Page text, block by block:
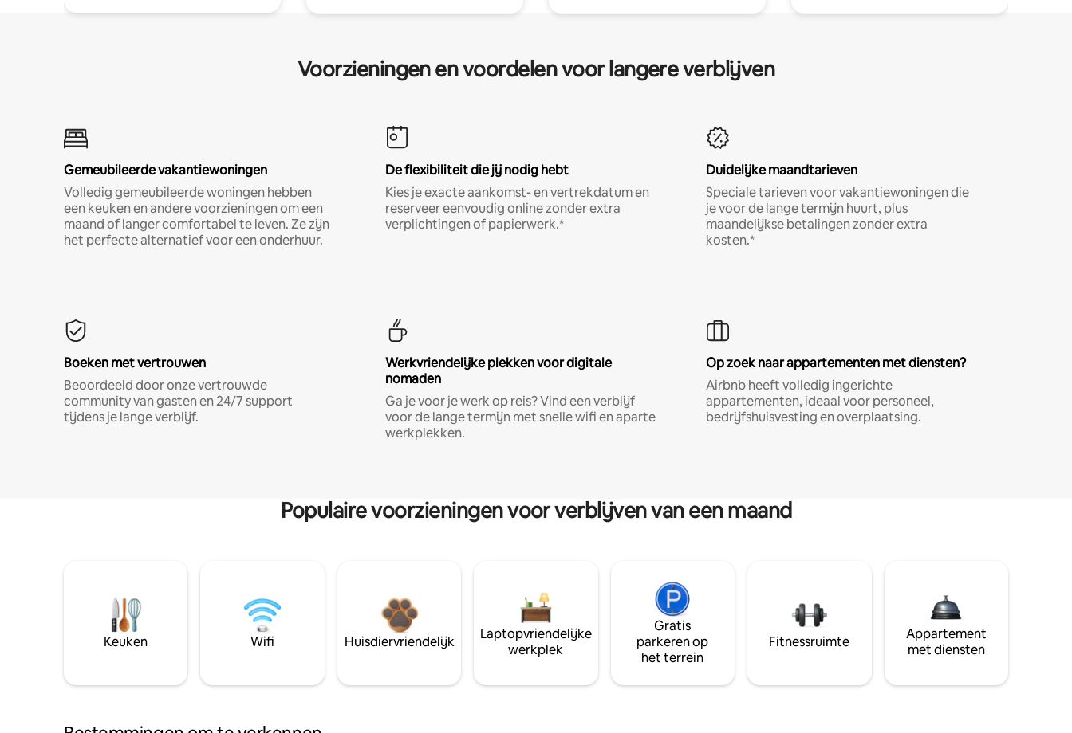
Voorzieningen en voordelen voor langere verblijven
Gemeubileerde vakantiewoningen
Volledig gemeubileerde woningen hebben
een keuken en andere voorzieningen om een
maand of langer comfortabel te leven. Ze zijn
het perfecte alternatief voor een onderhuur.
De flexibiliteit die jij nodig hebt
Kies je exacte aankomst- en vertrekdatum en
reserveer eenvoudig online zonder extra
verplichtingen of papierwerk.*
Duidelijke maandtarieven
Speciale tarieven voor vakantiewoningen die
je voor de lange termijn huurt, plus
maandelijkse betalingen zonder extra
kosten.*
Boeken met vertrouwen
Beoordeeld door onze vertrouwde
community van gasten en 24/7 support
tijdens je lange verblijf.
Werkvriendelijke plekken voor digitale
nomaden
Ga je voor je werk op reis? Vind een verblijf
voor de lange termijn met snelle wifi en aparte
werkplekken.
Op zoek naar appartementen met diensten?
Airbnb heeft volledig ingerichte
appartementen, ideaal voor personeel,
bedrijfshuisvesting en overplaatsing.
Populaire voorzieningen voor verblijven van een maand
Keuken Wifi Huisdiervriendelijk
Laptopvriendelijke
werkplek
Gratis
parkeren op
het terrein
Fitnessruimte
Appartement
met diensten